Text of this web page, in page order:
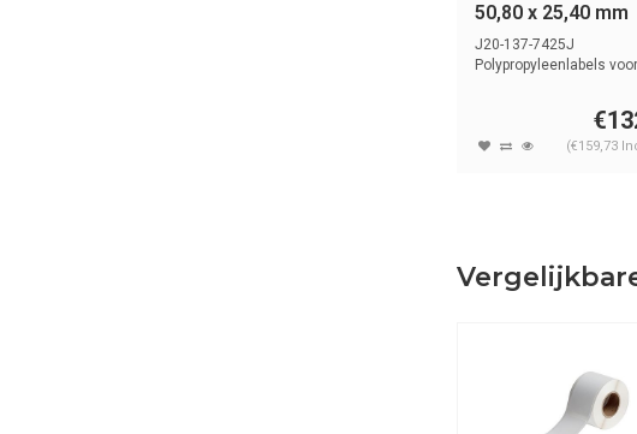
50,80 x 25,40 mm
J20-137-7425J
Polypropyleenlabels
(€159,73